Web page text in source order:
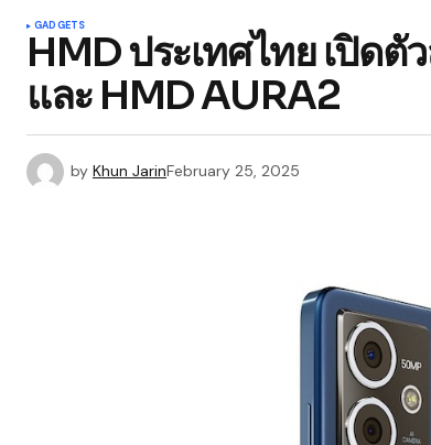
GADGETS
HMD ประเทศไทย เปิด
และ HMD AURA2
by Khun JarinFebruary 25, 2025